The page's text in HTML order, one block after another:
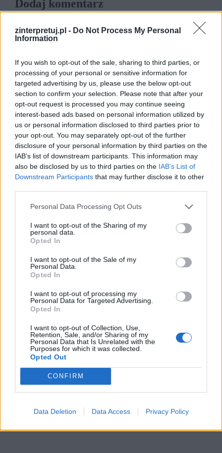
zinterpretuj.pl - Do Not Process My Personal
Information
If you wish to opt-out of the sale, sharing to third parties, or
processing of your personal or sensitive information for
targeted advertising by us, please use the below opt-out
section to confirm your selection. Please note that after your
opt-out request is processed you may continue seeing
interest-based ads based on personal information utilized by
us or personal information disclosed to third parties prior to
your opt-out. You may separately opt-out of the further
disclosure of your personal information by third parties on the
IAB’s list of downstream participants. This information may
also be disclosed by us to third parties on the IAB’s List of
Downstream Participants that may further disclose it to other
Personal Data Processing Opt Outs
I want to opt-out of the Sharing of my
personal data.
Opted In
I want to opt-out of the Sale of my
Personal Data.
Opted In
I want to opt-out of processing my
Personal Data for Targeted Advertising.
Opted In
I want to opt-out of Collection, Use,
Retention, Sale, and/or Sharing of my
Personal Data that Is Unrelated with the
Purposes for which it was collected.
Opted Out
CONFIRM
Data Deletion Data Access Privacy Policy
Dodaj komentarz
Komentarz
Nazwa
internetowa